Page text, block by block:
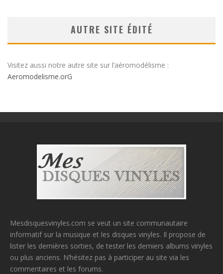
AUTRE SITE ÉDITÉ
Visitez aussi notre autre site sur l’aéromodélisme :
Aeromodelisme.orG
Mesdisquesvinyles.com se veut un site communautaire
informatif sur la musique et les disques vinyles. Il propose de
lister les dernières sorties, de tester les derniers albums vinyles
ou plus anciens. N’hésitez pas à participer au site via les
commentaires et les forums.